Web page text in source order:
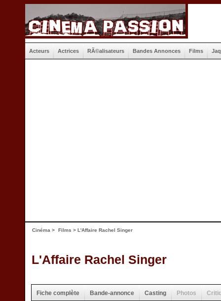
Acteurs Actrices RÃ©alisateurs Bandes Annonces Films
Cinéma > Films > L'Affaire Rachel Singer
L'Affaire Rachel Singer
Fiche complète Bande-annonce Casting Photos